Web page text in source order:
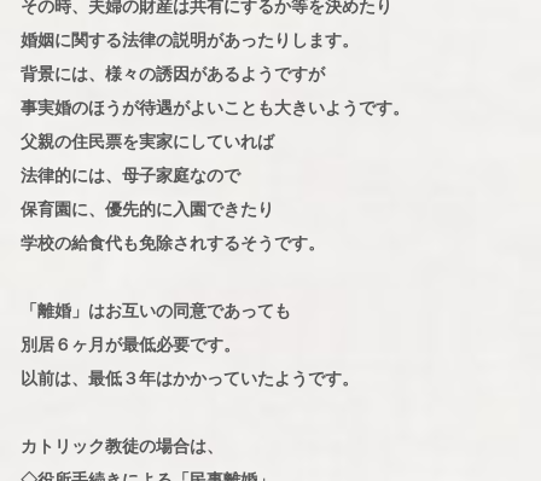
その時、夫婦の財産は共有にするか等を決めたり
婚姻に関する法律の説明があったりします。
背景には、様々の誘因があるようですが
事実婚のほうが待遇がよいことも大きいようです。
父親の住民票を実家にしていれば
法律的には、母子家庭なので
保育園に、優先的に入園できたり
学校の給食代も免除されするそうです。
「離婚」はお互いの同意であっても
別居６ヶ月が最低必要です。
以前は、最低３年はかかっていたようです。
カトリック教徒の場合は、